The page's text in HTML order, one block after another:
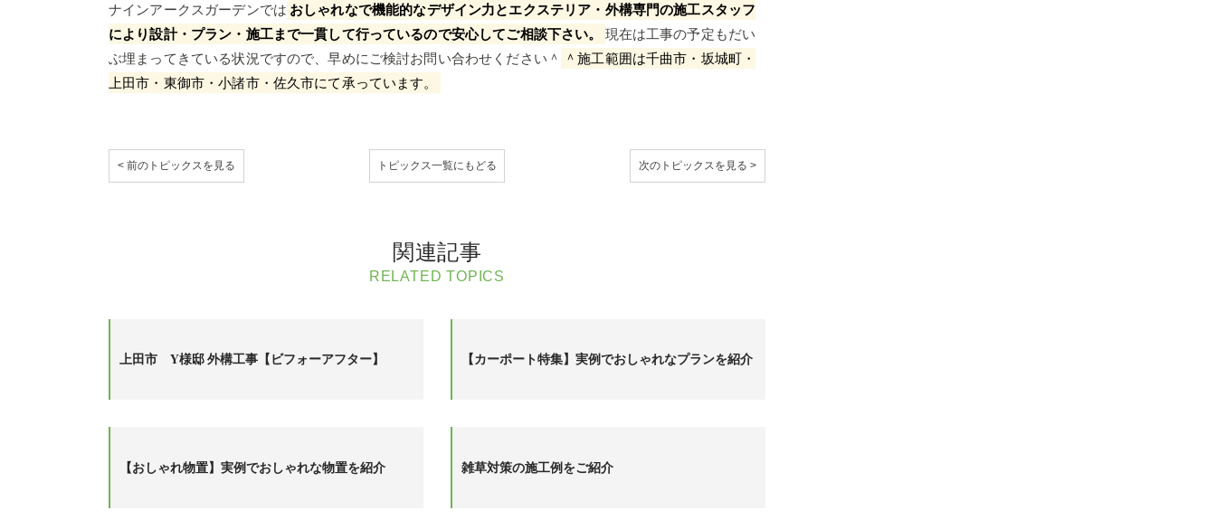
ナインアークスガーデンでは おしゃれなで機能的なデザイン力とエクステリア・外構専門の施工スタッフ
により設計・プラン・施工まで一貫して行っているので安心してご相談下さい。
現在は工事の予定もだい
ぶ埋まってきている状況ですので、早めにご検討お問い合わせください＾
＾施工範囲は千曲市・坂城町・
上田市・東御市・小諸市・佐久市にて承っています。
< 前のトピックスを見る トピックス一覧にもどる 次のトピックスを見る >
関連記事
RELATED TOPICS
上田市 Y様邸 外構工事【ビフォーアフター】 【カーポート特集】実例でおしゃれなプランを紹介
【おしゃれ物置】実例でおしゃれな物置を紹介 雑草対策の施工例をご紹介